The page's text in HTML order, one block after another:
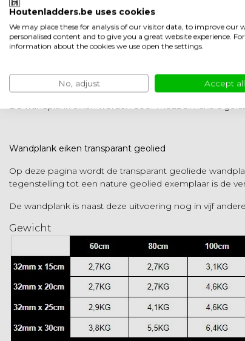
Functie
Een zwevende wandplank kan worden gebruikt met
specerijen of andere kookattributen. Ook kan een
Houtstructuur
De wandplank eiken worden door meubelmakers
Wandplank eiken transparant geolied
Op deze pagina wordt de transparant geoliede
tegenstelling tot een nature geolied exemplaar is de
De wandplank is naast deze uitvoering nog in vijf
Gewicht
Houtenladders.be uses cookies
We may place these for analysis of our visitor data, to improve our
personalised content and to give you a great website experience.
information about the cookies we use open the settings.
No, adjust Accept all